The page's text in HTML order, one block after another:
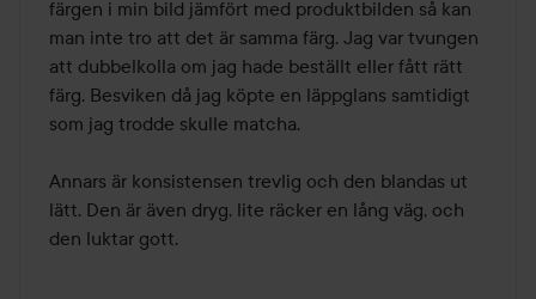
färgen i min bild jämfört med produktbilden så kan
man inte tro att det är samma färg. Jag var tvungen
att dubbelkolla om jag hade beställt eller fått rätt
färg. Besviken då jag köpte en läppglans samtidigt
som jag trodde skulle matcha.
Annars är konsistensen trevlig och den blandas ut
lätt. Den är även dryg, lite räcker en lång väg, och
den luktar gott.